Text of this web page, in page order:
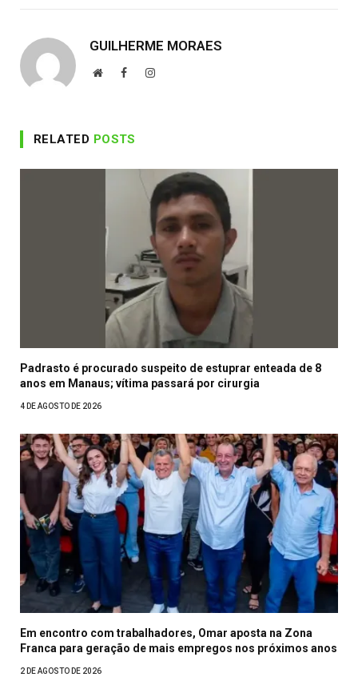
GUILHERME MORAES
WebsiteFacebookInstagram
RELATED POSTS
Padrasto é procurado suspeito de estuprar enteada de 8
anos em Manaus; vítima passará por cirurgia
4 DE AGOSTO DE 2026
Em encontro com trabalhadores, Omar aposta na Zona
Franca para geração de mais empregos nos próximos anos
2 DE AGOSTO DE 2026